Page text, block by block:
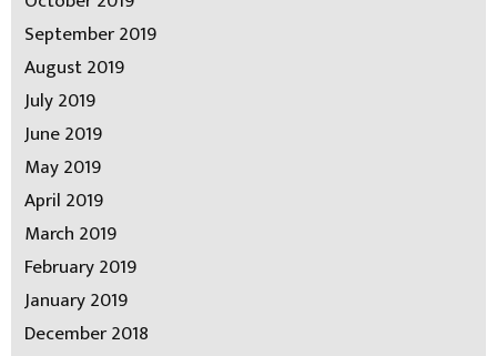
September 2019
August 2019
July 2019
June 2019
May 2019
April 2019
March 2019
February 2019
January 2019
December 2018